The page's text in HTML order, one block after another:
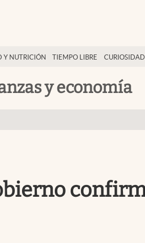
Y NUTRICIÓN TIEMPO LIBRE
y economía